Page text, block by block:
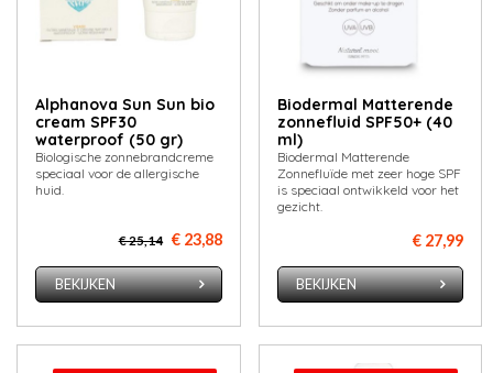
Alphanova Sun Sun bio
cream SPF30
waterproof (50 gr)
Biologische zonnebrandcreme
speciaal voor de allergische
huid.
€ 25,14 € 23,88
BEKIJKEN
Biodermal Matterende
zonnefluid SPF50+ (40
ml)
Biodermal Matterende
Zonnefluïde met zeer hoge SPF
is speciaal ontwikkeld voor het
gezicht.
€ 27,99
BEKIJKEN